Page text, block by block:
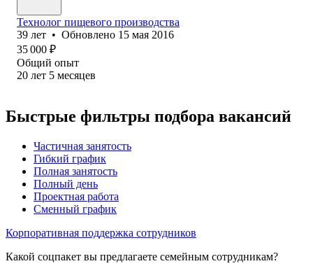
Технолог пищевого производства
39 лет • Обновлено 15 мая 2016
35 000 ₽
Общий опыт
20 лет 5 месяцев
Быстрые фильтры подбора вакансий
Частичная занятость
Гибкий график
Полная занятость
Полный день
Проектная работа
Сменный график
Корпоративная поддержка сотрудников
Какой соцпакет вы предлагаете семейным сотрудникам?